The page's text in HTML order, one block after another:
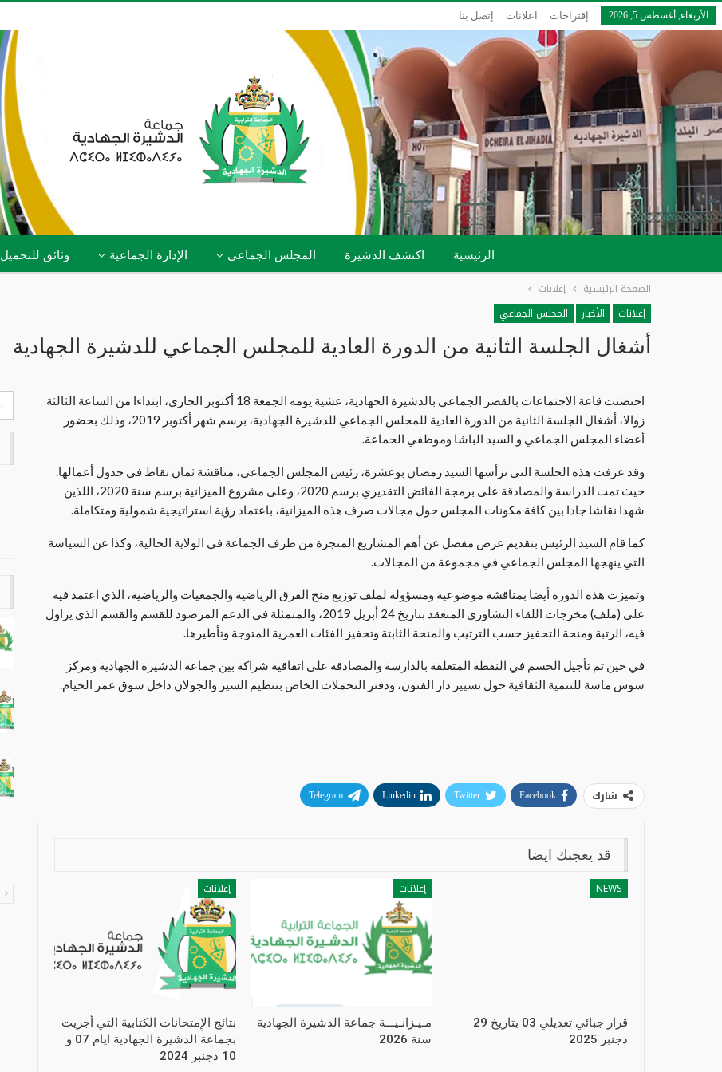
الأربعاء, أغسطس 5, 2026 إقتراحات اعلانات إتصل بنا
الرئيسية اكتشف الدشيرة المجلس الجماعي الإدارة الجماعية وثائق للتحميل
الصفحة الرئيسية
إعلانات
إعلانات
الأخبار المجلس الجماعي
أشغال الجلسة الثانية من الدورة العادية للمجلس الجماعي للدشيرة الجهادية
احتضنت قاعة الاجتماعات بالقصر الجماعي بالدشيرة الجهادية، عشية يومه الجمعة 18 أكتوبر الجاري، ابتداءا من الساعة الثالثة
زوالا، أشغال الجلسة الثانية من الدورة العادية للمجلس الجماعي للدشيرة الجهادية، برسم شهر أكتوبر 2019، وذلك بحضور
أعضاء المجلس الجماعي و السيد الباشا وموظفي الجماعة.
وقد عرفت هذه الجلسة التي ترأسها السيد رمضان بوعشرة، رئيس المجلس الجماعي، مناقشة ثمان نقاط في جدول أعمالها.
حيث تمت الدراسة والمصادقة على برمجة الفائض التقديري برسم 2020، وعلى مشروع الميزانية برسم سنة 2020، اللذين
شهدا نقاشا جادا بين كافة مكونات المجلس حول مجالات صرف هذه الميزانية، باعتماد رؤية استراتيجية شمولية ومتكاملة.
كما قام السيد الرئيس بتقديم عرض مفصل عن أهم المشاريع المنجزة من طرف الجماعة في الولاية الحالية، وكذا عن السياسة
التي ينهجها المجلس الجماعي في مجموعة من المجالات.
وتميزت هذه الدورة أيضا بمناقشة موضوعية ومسؤولة لملف توزيع منح الفرق الرياضية والجمعيات والرياضية، الذي اعتمد فيه
على (ملف) مخرجات اللقاء التشاوري المنعقد بتاريخ 24 أبريل 2019، والمتمثلة في الدعم المرصود للقسم والقسم الذي يزاول
فيه، الرتبة ومنحة التحفيز حسب الترتيب والمنحة الثابتة وتحفيز الفئات العمرية المتوجة وتأطيرها.
في حين تم تأجيل الحسم في النقطة المتعلقة بالدارسة والمصادقة على اتفاقية شراكة بين جماعة الدشيرة الجهادية ومركز
سوس ماسة للتنمية الثقافية حول تسيير دار الفنون، ودفتر التحملات الخاص بتنظيم السير والجولان داخل سوق عمر الخيام.
شارك Facebook
Twitter
Linkedin
Telegram
قد يعجبك ايضا
NEWS
قرار جبائي تعديلي 03 بتاريخ 29
دجنبر 2025
إعلانات
مـيـزانـيـــة جماعة الدشيرة الجهادية
سنة 2026
إعلانات
نتائج الإِمتحانات الكتابية التي أجريت
بجماعة الدشيرة الجهادية ايام 07 و
10 دجنبر 2024